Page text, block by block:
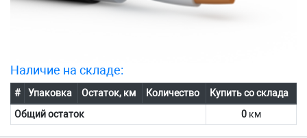
Наличие на складе:
# Упаковка Остаток, км Количество
Купить со склада
Общий остаток
0 км